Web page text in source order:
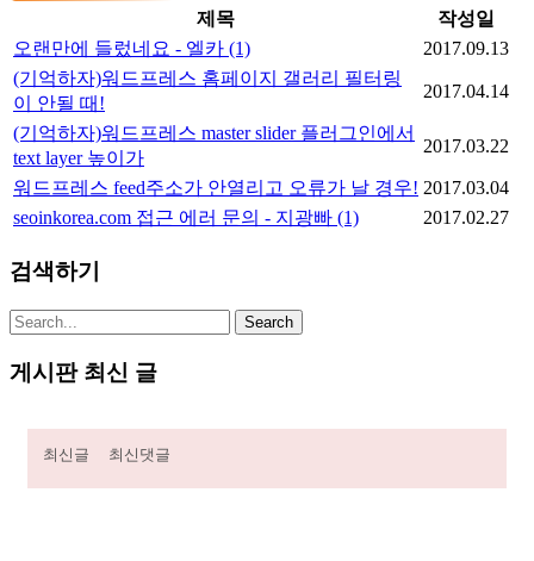
제목
작성일
오랜만에 들렀네요 - 엘카 (1)
2017.09.13
(기억하자)워드프레스 홈페이지 갤러리 필터링
이 안될 때!
2017.04.14
(기억하자)워드프레스 master slider 플러그인에서
text layer 높이가
2017.03.22
워드프레스 feed주소가 안열리고 오류가 날 경우! 2017.03.04
seoinkorea.com 접근 에러 문의 - 지광빠 (1) 2017.02.27
검색하기
게시판 최신 글
최신글 최신댓글